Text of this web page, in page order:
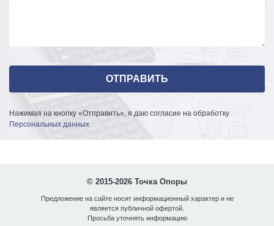
Нажимая на кнопку «Отправить», я даю согласие на обработку
Персональных данных
© 2015-2026 Точка Опоры
Предложение на сайте носит информационный характер и не
является публичной офертой.
Просьба уточнять информацию